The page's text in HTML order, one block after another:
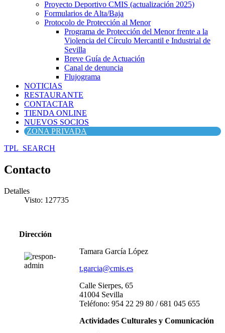
Proyecto Deportivo CMIS (actualización 2025)
Formularios de Alta/Baja
Protocolo de Protección al Menor
Programa de Protección del Menor frente a la
Violencia del Círculo Mercantil e Industrial de
Sevilla
Breve Guía de Actuación
Canal de denuncia
Flujograma
NOTICIAS
RESTAURANTE
CONTACTAR
TIENDA ONLINE
NUEVOS SOCIOS
ZONA PRIVADA
TPL_SEARCH
Contacto
Detalles
Visto: 127735
Dirección
Tamara García López
t.garcia@cmis.es
Calle Sierpes, 65
41004 Sevilla
Teléfono: 954 22 29 80 / 681 045 655
Actividades Culturales y Comunicación